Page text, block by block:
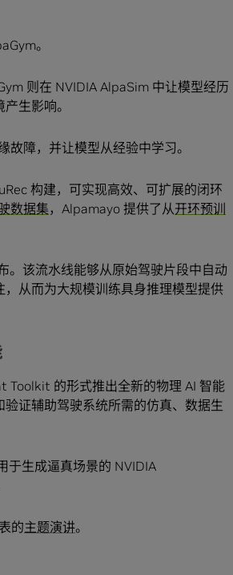
。
则在 NVIDIA AlpaSim 中让模型经历
生影响。
障，并让模型从经验中学习。
构建，可实现高效、可扩展的闭环
数据集，Alpamayo 提供了从开环预训
。该流水线能够从原始驾驶片段中自动
从而为大规模训练具身推理模型提供
Toolkit 的形式推出全新的物理 AI 智能
证辅助驾驶系统所需的仿真、数据生
于生成逼真场景的 NVIDIA
的主题演讲。